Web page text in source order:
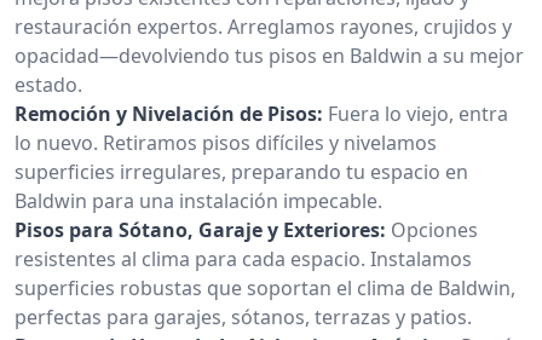
restauración expertos. Arreglamos rayones, crujidos y
opacidad—devolviendo tus pisos en Baldwin a su mejor
estado.
Remoción y Nivelación de Pisos: Fuera lo viejo, entra
lo nuevo. Retiramos pisos difíciles y nivelamos
superficies irregulares, preparando tu espacio en
Baldwin para una instalación impecable.
Pisos para Sótano, Garaje y Exteriores: Opciones
resistentes al clima para cada espacio. Instalamos
superficies robustas que soportan el clima de Baldwin,
perfectas para garajes, sótanos, terrazas y patios.